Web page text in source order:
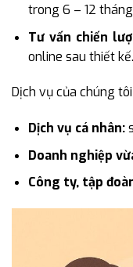
trong 6 – 12
Tư vấn chiến
online sau thiết kế.
Dịch vụ của chúng
Dịch vụ cá nhân:
Doanh nghiệp
Công ty, tập